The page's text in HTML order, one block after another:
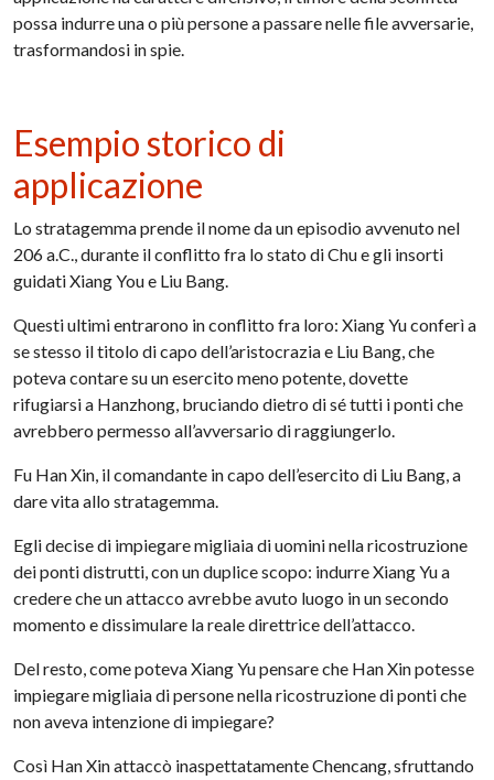
possa indurre una o più persone a passare nelle file avversarie,
trasformandosi in spie.
Esempio storico di
applicazione
Lo stratagemma prende il nome da un episodio avvenuto nel
206 a.C., durante il conflitto fra lo stato di Chu e gli insorti
guidati Xiang You e Liu Bang.
Questi ultimi entrarono in conflitto fra loro: Xiang Yu conferì a
se stesso il titolo di capo dell’aristocrazia e Liu Bang, che
poteva contare su un esercito meno potente, dovette
rifugiarsi a Hanzhong, bruciando dietro di sé tutti i ponti che
avrebbero permesso all’avversario di raggiungerlo.
Fu Han Xin, il comandante in capo dell’esercito di Liu Bang, a
dare vita allo stratagemma.
Egli decise di impiegare migliaia di uomini nella ricostruzione
dei ponti distrutti, con un duplice scopo: indurre Xiang Yu a
credere che un attacco avrebbe avuto luogo in un secondo
momento e dissimulare la reale direttrice dell’attacco.
Del resto, come poteva Xiang Yu pensare che Han Xin potesse
impiegare migliaia di persone nella ricostruzione di ponti che
non aveva intenzione di impiegare?
Così Han Xin attaccò inaspettatamente Chencang, sfruttando